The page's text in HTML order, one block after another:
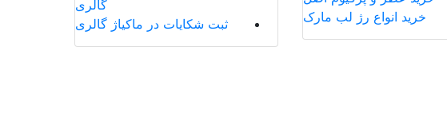
خرید انواع رژ لب مارک
گالری
ثبت شکایات در ماکیاژ گالری